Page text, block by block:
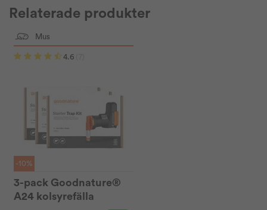
Relaterade produkter
Mus
4.6
-10%
3-pack Goodnature®
A24 kolsyrefälla